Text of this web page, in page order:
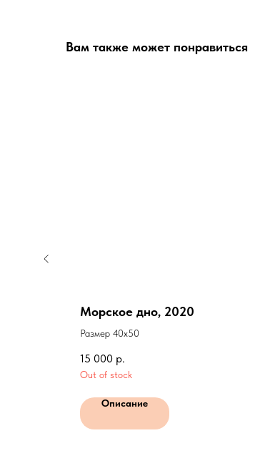
Вам также может понравиться
Морское дно, 2020
Размер 40х50
15 000 р.
Out of stock
Описание